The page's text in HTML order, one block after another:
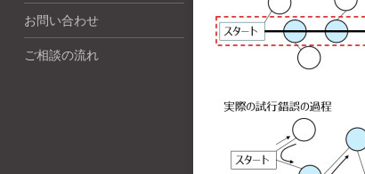
お問い合わせ
ご相談の流れ